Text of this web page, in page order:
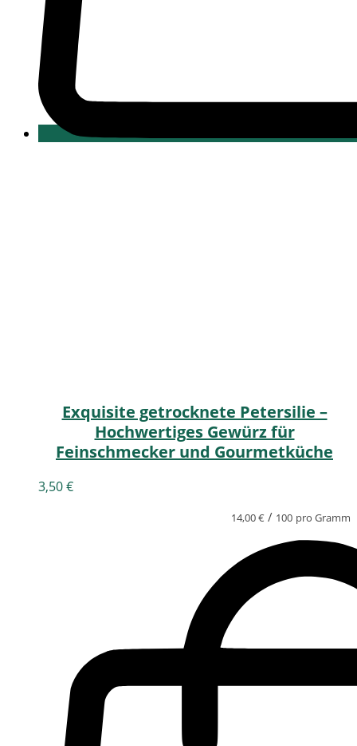
Exquisite getrocknete Petersilie –
Hochwertiges Gewürz für
Feinschmecker und Gourmetküche
3,50€
14,00€ / 100 pro Gramm